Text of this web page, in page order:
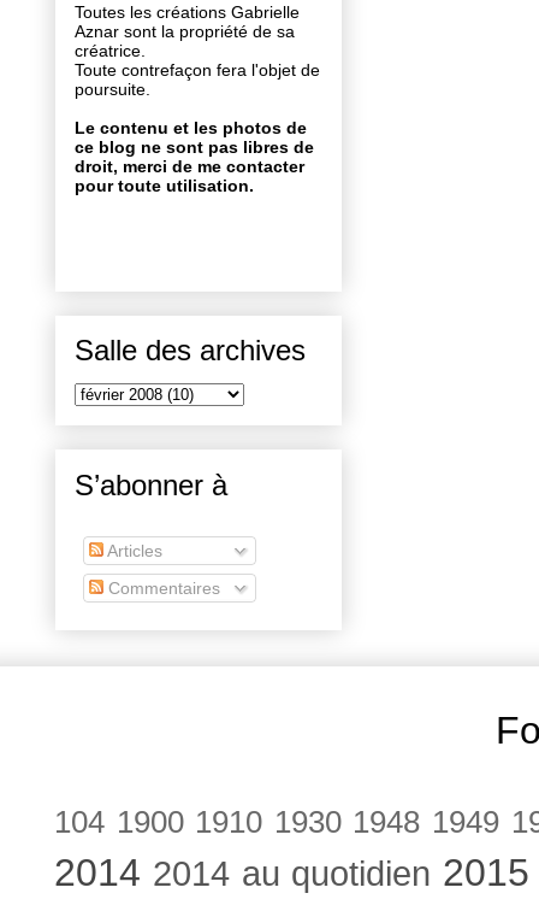
Toutes les créations Gabrielle
Aznar sont la propriété de sa
créatrice.
Toute contrefaçon fera l'objet de
poursuite.
Le contenu et les photos de
ce blog ne sont pas libres de
droit, merci de me contacter
pour toute utilisation.
Salle des archives
S’abonner à
Articles
Commentaires
104 1900 1910 1930 1948 1949
2014 2014 au quotidien